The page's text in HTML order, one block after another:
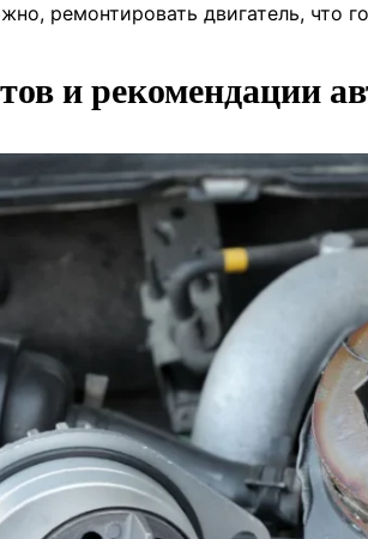
ремонтировать двигатель, что
и рекомендации